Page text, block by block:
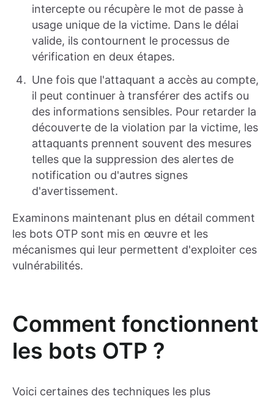
intercepte ou récupère le mot de passe à
usage unique de la victime. Dans le délai
valide, ils contournent le processus de
vérification en deux étapes.
Une fois que l'attaquant a accès au compte,
il peut continuer à transférer des actifs ou
des informations sensibles. Pour retarder la
découverte de la violation par la victime, les
attaquants prennent souvent des mesures
telles que la suppression des alertes de
notification ou d'autres signes
d'avertissement.
Examinons maintenant plus en détail comment
les bots OTP sont mis en œuvre et les
mécanismes qui leur permettent d'exploiter ces
vulnérabilités.
Comment fonctionnent
les bots OTP ?
Voici certaines des techniques les plus